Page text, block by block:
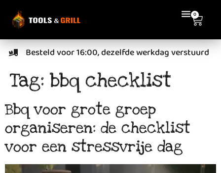
inhoud
0
Besteld voor 16:00, dezelfde werkdag verstuurd
Tag:bbq checklist
Bbq voor grote groep
organiseren: de checklist
voor een stressvrije dag